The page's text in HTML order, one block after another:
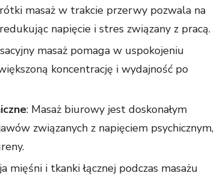
masaż w trakcie przerwy pozwala na
napięcie i stres związany z pracą.
masaż pomaga w uspokojeniu
koncentrację i wydajność po
: Masaż biurowy jest doskonałym
związanych z napięciem psychicznym,
mięśni i tkanki łącznej podczas masażu